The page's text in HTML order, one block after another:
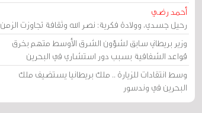
أحمد رضي
رحيل جسدي، وولادة فكرية: نصر الله وثقافة تجاوزت الزمن
وزير بريطاني سابق لشؤون الشرق الأوسط متهم بخرق
قواعد الشفافية بسبب دور استشاري في البحرين
وسط انتقادات للزيارة .. ملك بريطانيا يستضيف ملك
البحرين في وندسور